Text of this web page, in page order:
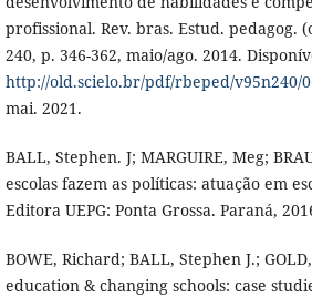
profissional. Rev. bras. Estud. pedagog.
240, p. 346-362, maio/ago. 2014.
http://old.scielo.br/pdf/rbeped/v95n240/
mai. 2021.
BALL, Stephen. J; MARGUIRE, Meg;
escolas fazem as políticas: atuação em
Editora UEPG: Ponta Grossa. Paraná,
BOWE, Richard; BALL, Stephen J.;
education & changing schools: case